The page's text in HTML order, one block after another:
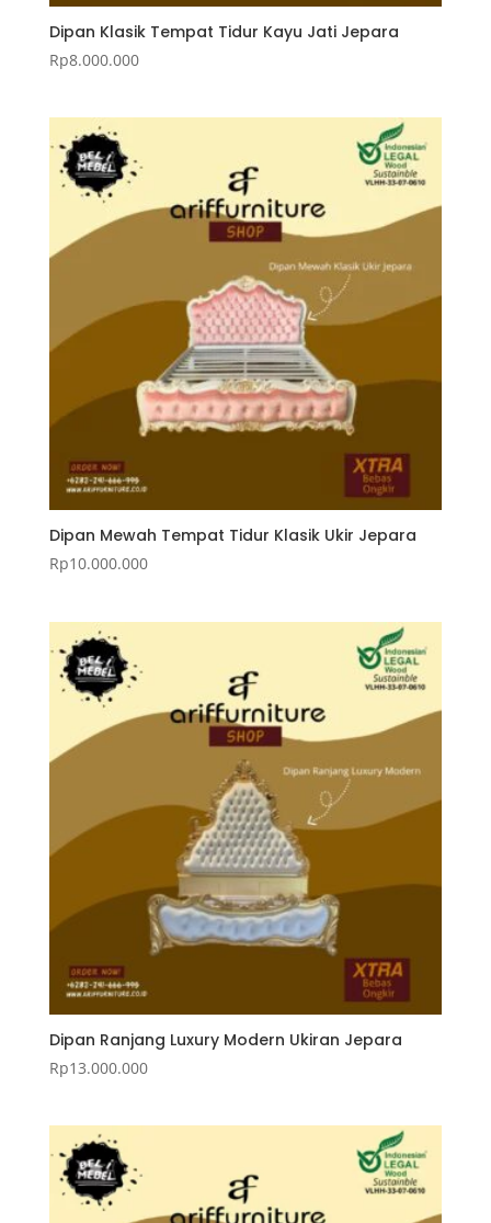
Dipan Klasik Tempat Tidur Kayu Jati Jepara
Rp8.000.000
Dipan Mewah Tempat Tidur Klasik Ukir Jepara
Rp10.000.000
Dipan Ranjang Luxury Modern Ukiran Jepara
Rp13.000.000